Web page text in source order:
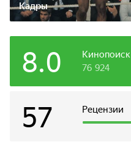
Кадры
Кинопоиск
8.0 76 924
Рецензии
57